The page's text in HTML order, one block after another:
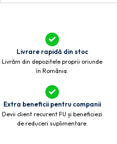
Livrare rapidă din stoc
Livrăm din depozitele proprii oriunde
în România.
Extra beneficii pentru companii
Devii client recurent FU și beneficiezi
de reduceri suplimentare.